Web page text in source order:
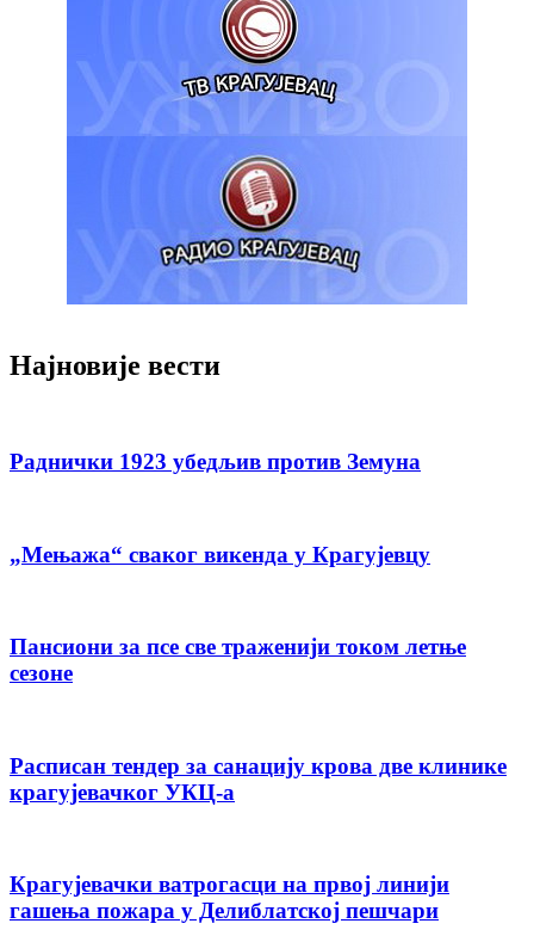
Најновије вести
Раднички 1923 убедљив против Земуна
„Мењажа“ сваког викенда у Крагујевцу
Пансиони за псе све траженији током летње
сезоне
Расписан тендер за санацију крова две клинике
крагујевачког УКЦ-а
Крагујевачки ватрогасци на првој линији
гашења пожара у Делиблатској пешчари